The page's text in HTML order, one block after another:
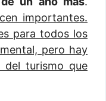
importantes.
para todos los
pero hay
turismo que